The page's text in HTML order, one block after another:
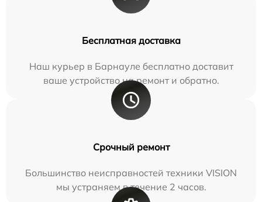
Бесплатная доставка
Наш курьер в Барнауле бесплатно доставит
ваше устройство на ремонт и обратно.
Срочный ремонт
Большинство неисправностей техники VISION
мы устраняем в течение 2 часов.